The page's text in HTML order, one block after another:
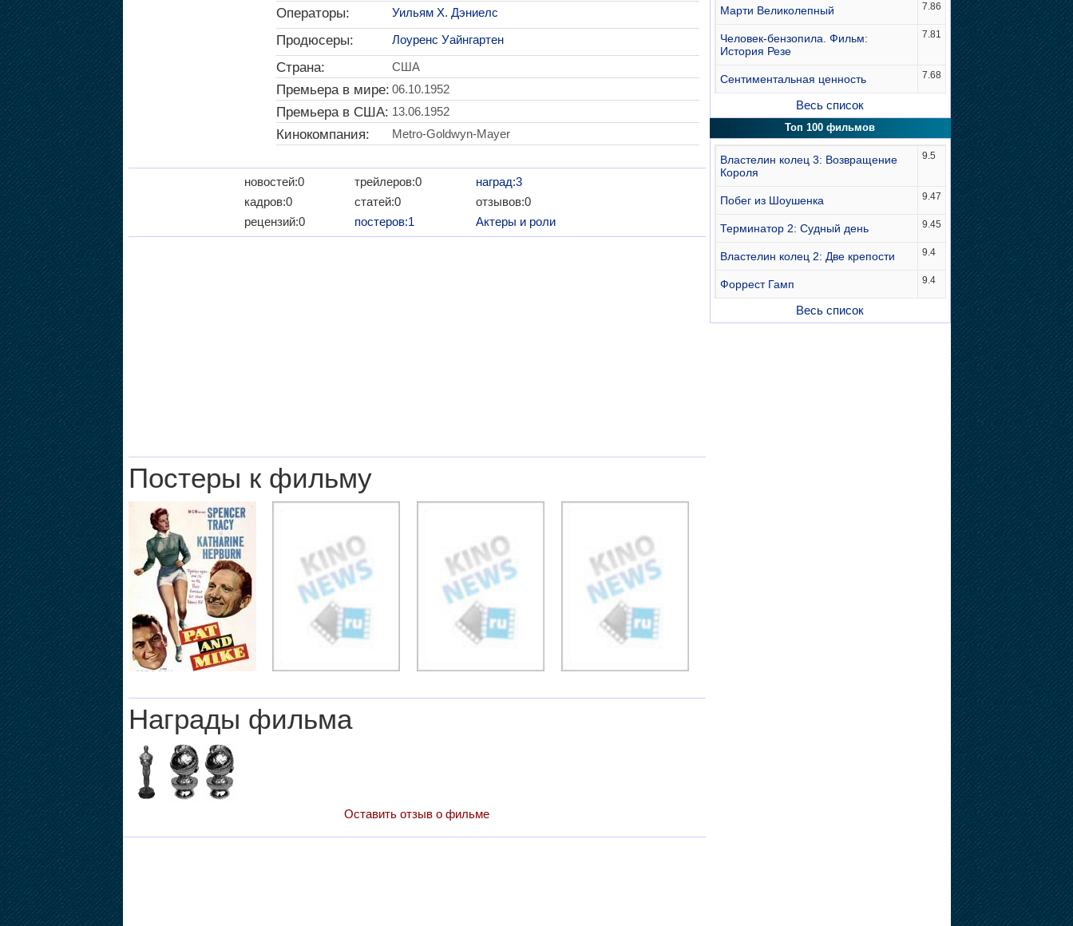
Операторы: Уильям Х. Дэниелс
Продюсеры: Лоуренс Уайнгартен
Страна: США
Премьера в мире: 06.10.1952
Премьера в США: 13.06.1952
Кинокомпания: Metro-Goldwyn-Mayer
новостей:0
кадров:0
рецензий:0
трейлеров:0
статей:0
постеров:1
наград:3
отзывов:0
Актеры и роли
Постеры к фильму
Награды фильма
Оставить отзыв о фильме
Марти Великолепный 7.86
Человек-бензопила. Фильм:
История Резе
7.81
Сентиментальная ценность 7.68
Весь список
Топ 100 фильмов
Властелин колец 3: Возвращение
Короля
9.5
Побег из Шоушенка 9.47
Терминатор 2: Судный день 9.45
Властелин колец 2: Две крепости 9.4
Форрест Гамп 9.4
Весь список